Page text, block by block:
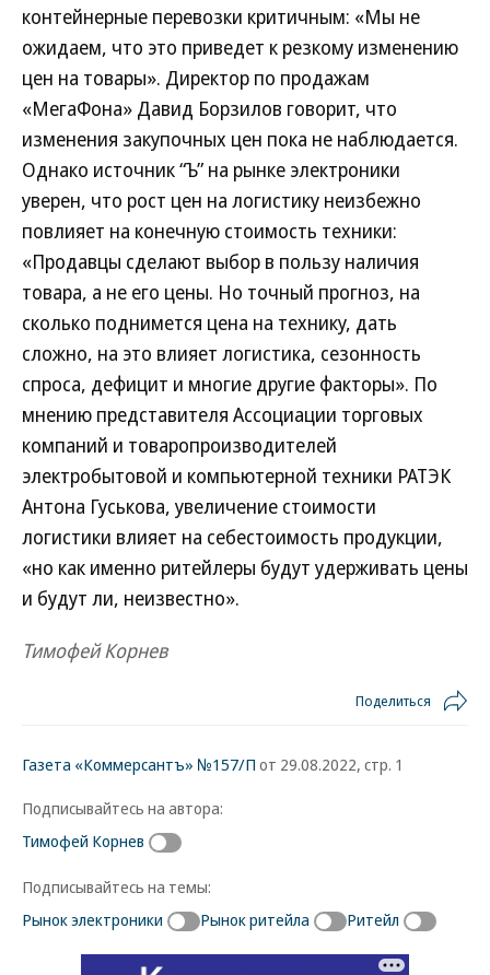
контейнерные перевозки критичным: «Мы не
ожидаем, что это приведет к резкому изменению
цен на товары». Директор по продажам
«МегаФона» Давид Борзилов говорит, что
изменения закупочных цен пока не наблюдается.
Однако источник “Ъ” на рынке электроники
уверен, что рост цен на логистику неизбежно
повлияет на конечную стоимость техники:
«Продавцы сделают выбор в пользу наличия
товара, а не его цены. Но точный прогноз, на
сколько поднимется цена на технику, дать
сложно, на это влияет логистика, сезонность
спроса, дефицит и многие другие факторы». По
мнению представителя Ассоциации торговых
компаний и товаропроизводителей
электробытовой и компьютерной техники РАТЭК
Антона Гуськова, увеличение стоимости
логистики влияет на себестоимость продукции,
«но как именно ритейлеры будут удерживать цены
и будут ли, неизвестно».
Тимофей Корнев
Поделиться
Газета «Коммерсантъ» №157/П от 29.08.2022, стр. 1
Подписывайтесь на автора:
Тимофей Корнев
Подписывайтесь на темы:
Рынок электроники
Рынок ритейла Ритейл